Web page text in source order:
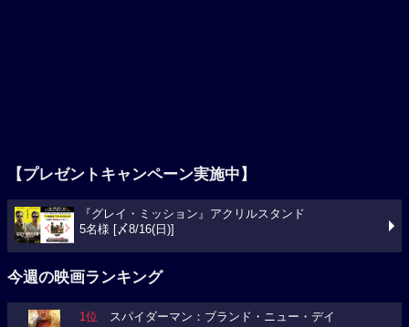
【プレゼントキャンペーン実施中】
『グレイ・ミッション』アクリルスタンド
5名様 [〆8/16(日)]
今週の映画ランキング
1位 スパイダーマン：ブランド・ニュー・デイ